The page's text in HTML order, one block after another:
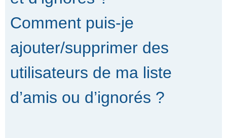
Comment puis-je
ajouter/supprimer des
utilisateurs de ma liste
d’amis ou d’ignorés ?